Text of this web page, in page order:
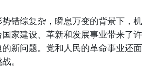
错综复杂，瞬息万变的背景下，机
家建设、革新和发展事业带来了许
新问题。党和人民的革命事业还面
。